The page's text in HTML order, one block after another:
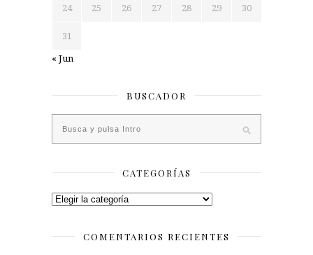
24 25 26 27 28 29 30
31
« Jun
BUSCADOR
CATEGORÍAS
Categorías
COMENTARIOS RECIENTES